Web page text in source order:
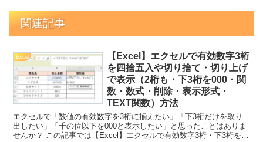
関連記事
Excel
【Excel】エクセルで有効数字3桁
を四捨五入や切り捨て・切り上げ
で表示（2桁も・下3桁を000・関
数・数式・削除・表示形式・
TEXT関数）方法
エクセルで「数値の有効数字を3桁に揃えたい」「下3桁だけを取り
出したい」「千の位以下を000と表示したい」と思ったことはありま
せんか？ この記事では【Excel】エクセルで有効数字3桁・下3桁を表